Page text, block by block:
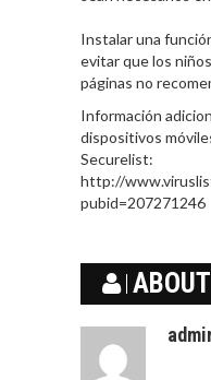
Instalar una
evitar que los
páginas no
Información
dispositivos
Securelist:
http://
pubid=207271246